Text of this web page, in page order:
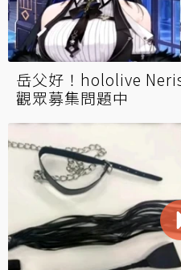
岳父好！hololive
觀眾募集問題中